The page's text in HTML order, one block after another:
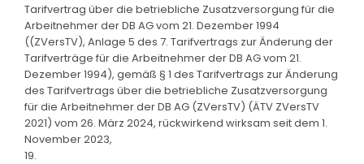
Tarifvertrag über die betriebliche Zusatzversorgung für die
Arbeitnehmer der DB AG vom 21. Dezember 1994
((ZVersTV), Anlage 5 des 7. Tarifvertrags zur Änderung der
Tarifverträge für die Arbeitnehmer der DB AG vom 21.
Dezember 1994), gemäß § 1 des Tarifvertrags zur Änderung
des Tarifvertrags über die betriebliche Zusatzversorgung
für die Arbeitnehmer der DB AG (ZVersTV) (ÄTV ZVersTV
2021) vom 26. März 2024, rückwirkend wirksam seit dem 1.
November 2023,
19.